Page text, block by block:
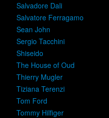
Salvadore Dali
Salvatore Ferragamo
Sean John
Sergio Tacchini
Shiseido
The House of Oud
Thierry Mugler
Tiziana Terenzi
Tom Ford
Tommy Hilfiger